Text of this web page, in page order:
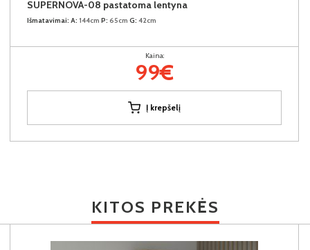
SUPERNOVA-08 pastatoma lentyna
Išmatavimai: A: 144cm P: 65cm G: 42cm
Kaina:
99€
Į krepšelį
KITOS PREKĖS